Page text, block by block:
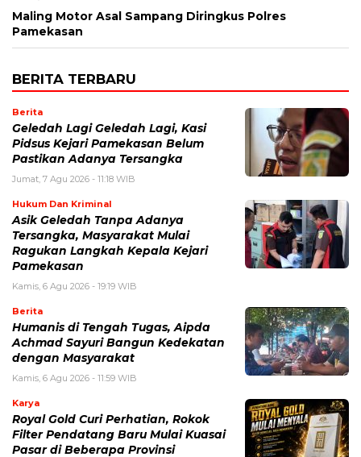
Maling Motor Asal Sampang Diringkus Polres
Pamekasan
BERITA TERBARU
Berita
Geledah Lagi Geledah Lagi, Kasi
Pidsus Kejari Pamekasan Belum
Pastikan Adanya Tersangka
Jumat, 7 Agu 2026 - 11:18 WIB
Hukum Dan Kriminal
Asik Geledah Tanpa Adanya
Tersangka, Masyarakat Mulai
Ragukan Langkah Kepala Kejari
Pamekasan
Kamis, 6 Agu 2026 - 19:19 WIB
Berita
Humanis di Tengah Tugas, Aipda
Achmad Sayuri Bangun Kedekatan
dengan Masyarakat
Kamis, 6 Agu 2026 - 11:59 WIB
Karya
Royal Gold Curi Perhatian, Rokok
Filter Pendatang Baru Mulai Kuasai
Pasar di Beberapa Provinsi